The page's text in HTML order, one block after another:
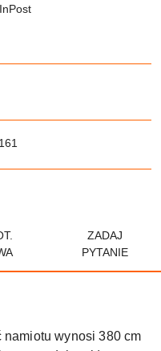
ZADAJ
PYTANIE
namiotu wynosi 380 cm